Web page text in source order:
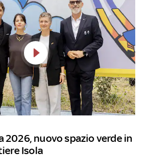
2026, nuovo spazio verde in
Isola